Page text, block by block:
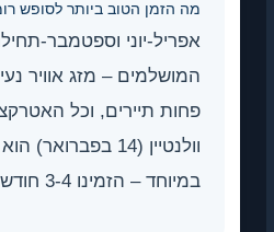
מה הזמן הטוב ביותר לסופש
אפריל-יוני וספטמבר-
פחות תיירים, וכל
וולנטיין (14
במיוחד – הזמינו 3-4 חודשים מראש.